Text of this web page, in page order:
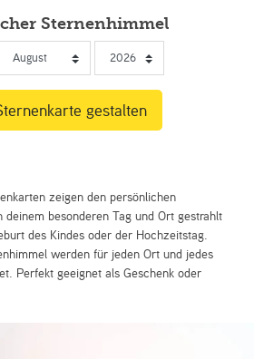
Sternenhimmel
zeigen den persönlichen
besonderen Tag und Ort gestrahlt
des Kindes oder der Hochzeitstag.
werden für jeden Ort und jedes
Perfekt geeignet als Geschenk oder